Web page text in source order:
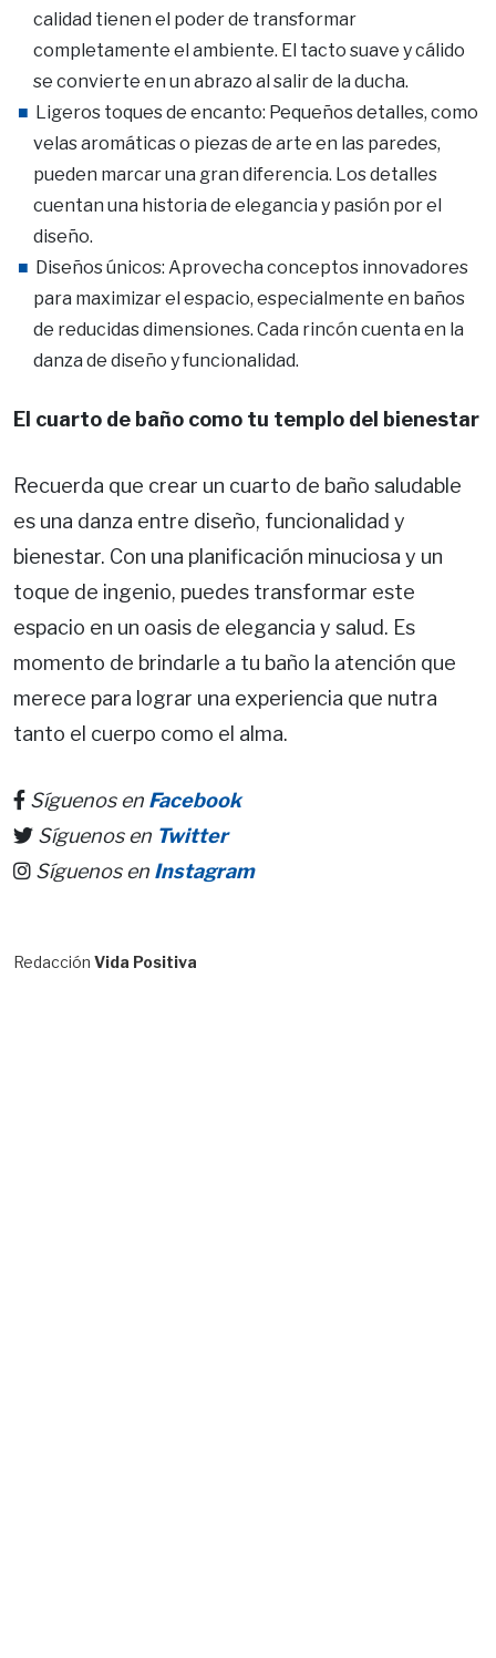
calidad tienen el poder de transformar
completamente el ambiente. El tacto suave y cálido
se convierte en un abrazo al salir de la ducha.
Ligeros toques de encanto: Pequeños detalles, como
velas aromáticas o piezas de arte en las paredes,
pueden marcar una gran diferencia. Los detalles
cuentan una historia de elegancia y pasión por el
diseño.
Diseños únicos: Aprovecha conceptos innovadores
para maximizar el espacio, especialmente en baños
de reducidas dimensiones. Cada rincón cuenta en la
danza de diseño y funcionalidad.
El cuarto de baño como tu templo del bienestar
Recuerda que crear un cuarto de baño saludable
es una danza entre diseño, funcionalidad y
bienestar. Con una planificación minuciosa y un
toque de ingenio, puedes transformar este
espacio en un oasis de elegancia y salud. Es
momento de brindarle a tu baño la atención que
merece para lograr una experiencia que nutra
tanto el cuerpo como el alma.
Síguenos en Facebook
Síguenos en Twitter
Síguenos en Instagram
Redacción Vida Positiva